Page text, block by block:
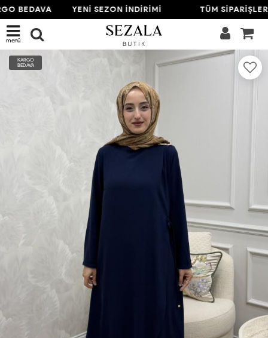
BEDAVA YENİ SEZON İNDİRİMİ TÜM
menü
KARGO
BEDAVA